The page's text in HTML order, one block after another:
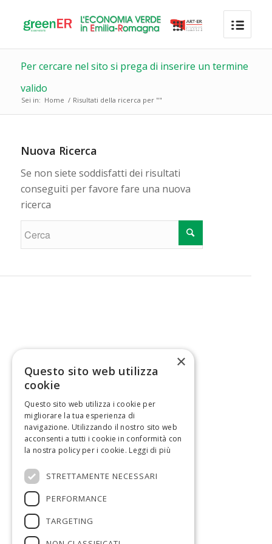
Per cercare nel sito si prega di inserire un termine
valido
Sei in: Home / Risultati della ricerca per ""
Nuova Ricerca
Se non siete soddisfatti dei risultati
conseguiti per favore fare una nuova
ricerca
OsservatorioGreenEconomy@art-er.it
×
Questo sito web utilizza
cookie
Questo sito web utilizza i cookie per
migliorare la tua esperienza di
navigazione. Utilizzando il nostro sito web
acconsenti a tutti i cookie in conformità con
la nostra policy per i cookie. Leggi di più
STRETTAMENTE NECESSARI
PERFORMANCE
TARGETING